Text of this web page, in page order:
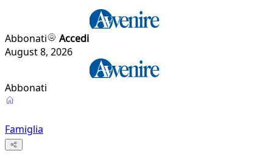
Abbonati
Accedi
August 8, 2026
Abbonati
Famiglia